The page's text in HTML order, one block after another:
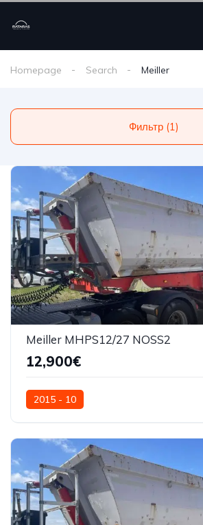
Homepage Search Meiller
Фильтр (1)
Meiller MHPS12/27 NOSS2
12,900€
2015 - 10